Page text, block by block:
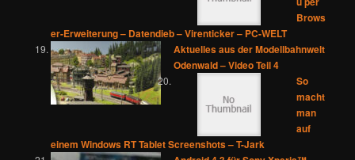
Brows
er-Erweiterung – Datendieb – Virenticker – PC-WELT
Aktuelles aus der Modellbahnwelt
Odenwald – Video Teil 4
So
macht
man
auf
einem Windows RT Tablet Screenshots – T-Jark